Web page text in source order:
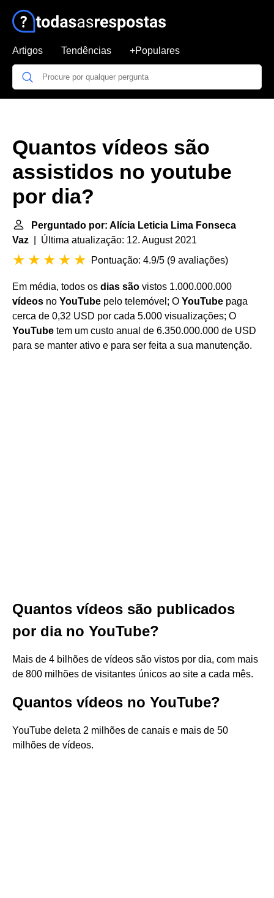
Artigos Tendências +Populares
Quantos vídeos são
assistidos no youtube
por dia?
Perguntado por: Alícia Leticia Lima Fonseca
Vaz | Última atualização: 12. August 2021
Pontuação: 4.9/5 (9 avaliações)
Em média, todos os dias são vistos 1.000.000.000
vídeos no YouTube pelo telemóvel; O YouTube paga
cerca de 0,32 USD por cada 5.000 visualizações; O
YouTube tem um custo anual de 6.350.000.000 de USD
para se manter ativo e para ser feita a sua manutenção.
Quantos vídeos são publicados
por dia no YouTube?
Mais de 4 bilhões de vídeos são vistos por dia, com mais
de 800 milhões de visitantes únicos ao site a cada mês.
Quantos vídeos no YouTube?
YouTube deleta 2 milhões de canais e mais de 50
milhões de vídeos.